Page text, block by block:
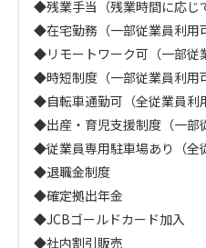
◆残業手当（残業時間に応じ
◆在宅勤務（一部従業員利用
◆リモートワーク可（一部従
◆時短制度（一部従業員利用
◆自転車通勤可（全従業員利
◆出産・育児支援制度（一部
◆従業員専用駐車場あり（全
◆退職金制度
◆確定拠出年金
◆JCBゴールドカード加入
◆社内割引販売